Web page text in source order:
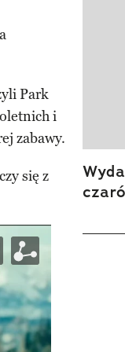
Park
i
zabawy.
się z